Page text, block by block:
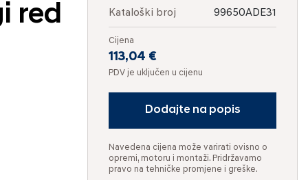
red Kataloški broj 99650ADE31
Cijena
113,04 €
PDV je uključen u cijenu
Dodajte na popis
Navedena cijena može varirati ovisno o
opremi, motoru i montaži. Pridržavamo
pravo na tehničke promjene i greške.